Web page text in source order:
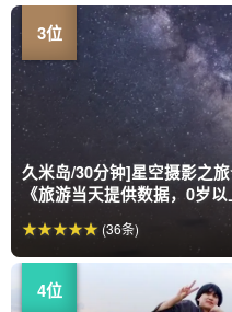
久米岛/30分钟]星空摄影之
《旅游当天提供数据，0岁以
(36条)